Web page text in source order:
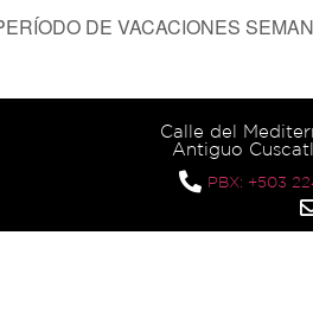
DE VACACIONES
Calle del
Antiguo
PBX: +503